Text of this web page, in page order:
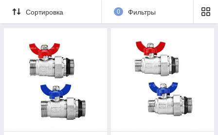
Сортировка 0 Фильтры